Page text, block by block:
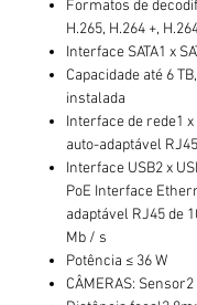
Formatos de
H.265, H.264 +,
Interface SATA1 x
Capacidade até 6
instalada
Interface de rede1
auto-adaptável
Interface USB2 x
PoE Interface
adaptável RJ45 de
Mb / s
Potência ≤ 36 W
CÂMERAS: